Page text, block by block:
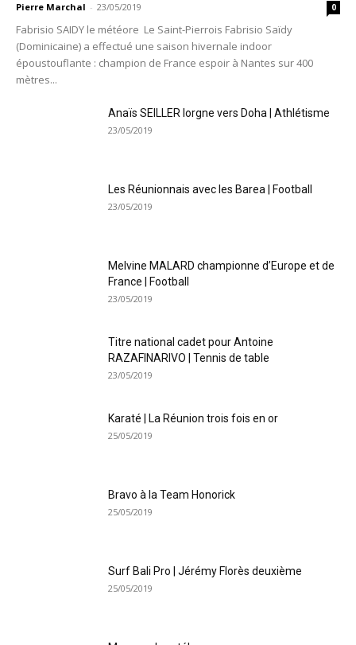
Pierre Marchal - 23/05/2019 0
Fabrisio SAIDY le météore Le Saint-Pierrois Fabrisio Saïdy
(Dominicaine) a effectué une saison hivernale indoor
époustouflante : champion de France espoir à Nantes sur 400
mètres...
Anaïs SEILLER lorgne vers Doha | Athlétisme
23/05/2019
Les Réunionnais avec les Barea | Football
23/05/2019
Melvine MALARD championne d’Europe et de
France | Football
23/05/2019
Titre national cadet pour Antoine
RAZAFINARIVO | Tennis de table
23/05/2019
Karaté | La Réunion trois fois en or
25/05/2019
Bravo à la Team Honorick
25/05/2019
Surf Bali Pro | Jérémy Florès deuxième
25/05/2019